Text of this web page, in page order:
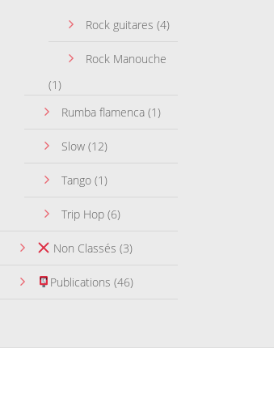
Rock guitares (4)
Rock Manouche
(1)
Rumba flamenca (1)
Slow (12)
Tango (1)
Trip Hop (6)
Non Classés (3)
Publications (46)